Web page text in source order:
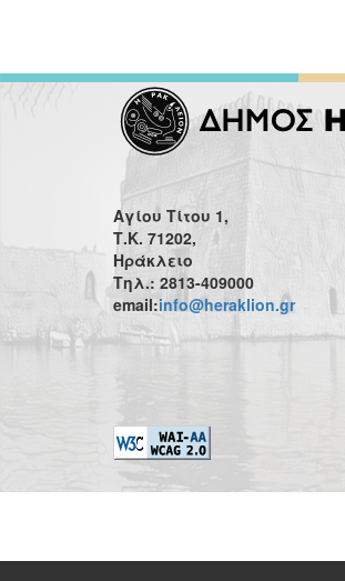
Αγίου Τίτου 1,
Τ.Κ. 71202,
Ηράκλειο
Τηλ.: 2813-409000
email:info@heraklion.gr